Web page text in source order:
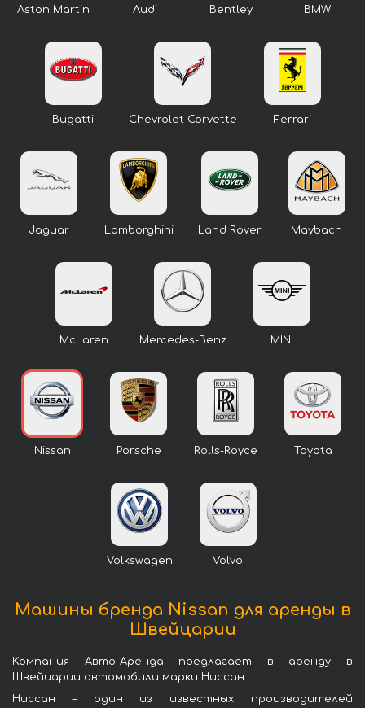
Aston Martin Audi Bentley BMW
Bugatti Chevrolet Corvette Ferrari
Jaguar Lamborghini Land Rover Maybach
McLaren Mercedes-Benz MINI
Nissan Porsche Rolls-Royce Toyota
Volkswagen Volvo
Машины бренда Nissan для аренды в
Швейцарии
Компания Авто-Аренда предлагает в аренду в
Швейцарии автомобили марки Ниссан.
Ниссан – один из известных производителей